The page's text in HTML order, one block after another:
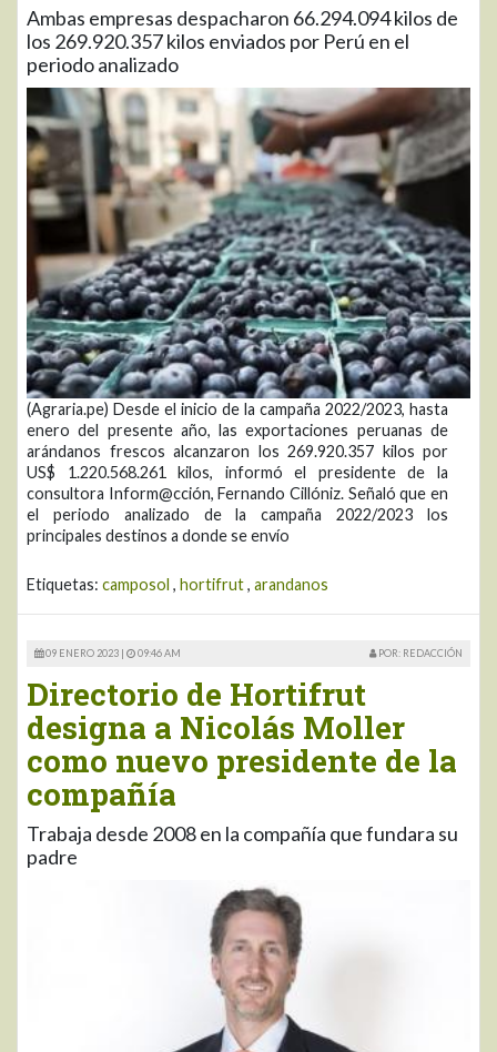
Ambas empresas despacharon 66.294.094 kilos de
los 269.920.357 kilos enviados por Perú en el
periodo analizado
(Agraria.pe) Desde el inicio de la campaña 2022/2023, hasta
enero del presente año, las exportaciones peruanas de
arándanos frescos alcanzaron los 269.920.357 kilos por
US$ 1.220.568.261 kilos, informó el presidente de la
consultora Inform@cción, Fernando Cillóniz. Señaló que en
el periodo analizado de la campaña 2022/2023 los
principales destinos a donde se envío
Etiquetas: camposol , hortifrut, arandanos
09 ENERO 2023 | 09:46 AM POR: REDACCIÓN
Directorio de Hortifrut
designa a Nicolás Moller
como nuevo presidente de la
compañía
Trabaja desde 2008 en la compañía que fundara su
padre